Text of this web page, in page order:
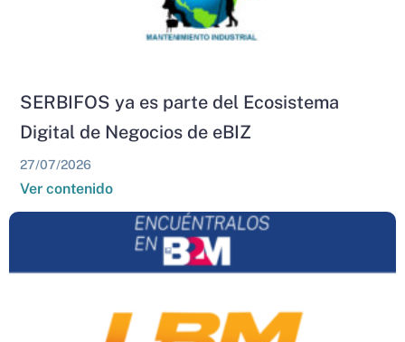
SERBIFOS ya es parte del Ecosistema
Digital de Negocios de eBIZ
27/07/2026
Ver contenido